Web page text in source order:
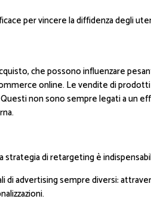
per vincere la diffidenza degli
che possono influenzare
online. Le vendite di
non sono sempre legati a
strategia di retargeting è
di advertising sempre diversi: